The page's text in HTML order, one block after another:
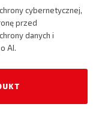
cybernetycznej,
przed
danych i
AI.